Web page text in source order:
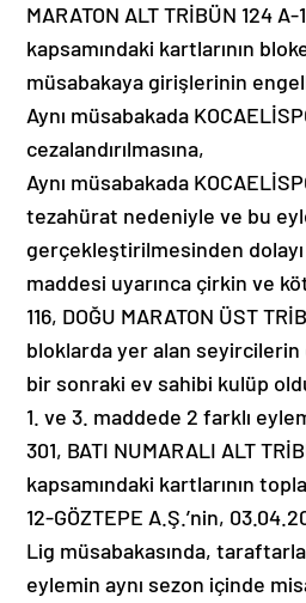
MARATON ALT TRİBÜN 124
kapsamındaki kartlarının
müsabakaya girişlerinin
Aynı müsabakada
cezalandırılmasına,
Aynı müsabakada
tezahürat nedeniyle ve bu
gerçekleştirilmesinden dolayı
maddesi uyarınca çirkin ve
116, DOĞU MARATON ÜST
bloklarda yer alan
bir sonraki ev sahibi kulüp
1. ve 3. maddede 2 farklı
301, BATI NUMARALI ALT
kapsamındaki kartlarının
12-GÖZTEPE A.Ş.’nin,
Lig müsabakasında,
eylemin aynı sezon içinde